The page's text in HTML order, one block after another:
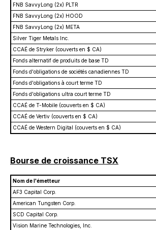
FNB SavvyLong (2x) PLTR
FNB SavvyLong (2x) HOOD
FNB SavvyLong (2x) META
Silver Tiger Metals Inc.
CCAÉ de Stryker (couverts en $ CA)
Fonds alternatif de produits de base TD
Fonds d'obligations de sociétés canadiennes TD
Fonds d'obligations à court terme TD
Fonds d'obligations ultra court terme TD
CCAÉ de T-Mobile (couverts en $ CA)
CCAÉ de Vertiv (couverts en $ CA)
CCAÉ de Western Digital (couverts en $ CA)
Bourse de croissance TSX
Nom de l'émetteur
AF3 Capital Corp.
American Tungsten Corp.
SCD Capital Corp.
Vision Marine Technologies, Inc.